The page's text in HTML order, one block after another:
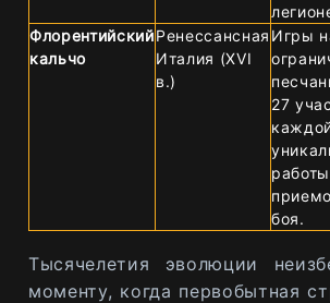
Флорентийский
кальчо
Ренессансная
Италия (XVI
в.)
Игры
27
боя.
Тысячелетия эволюции
моменту, когда первобытная